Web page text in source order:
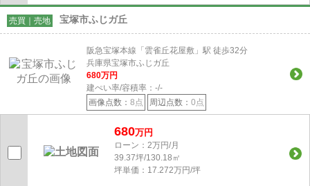
売買｜売地 宝塚市ふじガ丘
阪急宝塚本線「雲雀丘花屋敷」駅 徒歩32分
兵庫県宝塚市ふじガ丘
680万円
建ぺい率/容積率： -/-
画像点数： 8点 周辺点数： 0点
680万円
ローン：2万円/月
39.37坪/130.18㎡
坪単価：17.272万円/坪